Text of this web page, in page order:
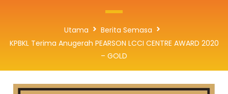
Utama
Berita Semasa
KPBKL Terima Anugerah PEARSON LCCI CENTRE AWARD 2020
– GOLD